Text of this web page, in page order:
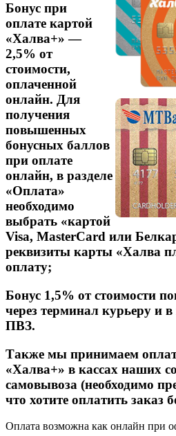
Бонус при
оплате картой
«Халва+» —
2,5% от
стоимости,
оплаченной
онлайн. Для
получения
повышенных
бонусных баллов
при оплате
онлайн, в разделе
«Оплата»
необходимо
выбрать «картой
Visa, MasterCard или
реквизиты карты «Халва
оплату;
Бонус 1,5% от стоимости
через терминал курьеру и
ПВЗ.
Также мы принимаем
«Халва+» в кассах наших
самовывоза (необходимо
что хотите оплатить заказ
Оплата возможна как онлайн при